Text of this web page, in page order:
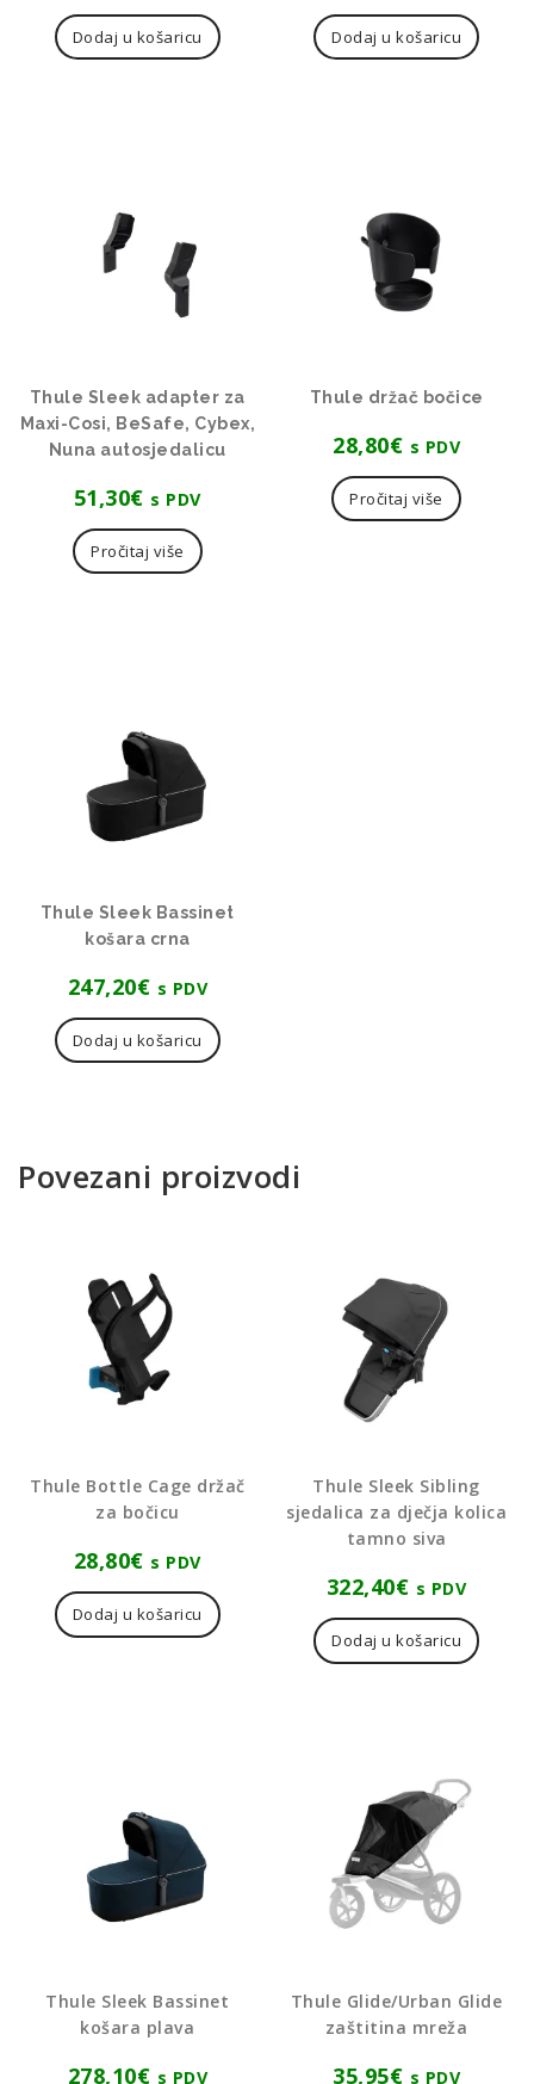
Dodaj u košaricu Dodaj u košaricu
Thule Sleek adapter za
Maxi-Cosi, BeSafe, Cybex,
Nuna autosjedalicu
51,30€ s PDV
Pročitaj više
Thule držač bočice
28,80€ s PDV
Pročitaj više
Thule Sleek Bassinet
košara crna
247,20€ s PDV
Dodaj u košaricu
Povezani proizvodi
Thule Bottle Cage držač
za bočicu
28,80€ s PDV
Dodaj u košaricu
Thule Sleek Sibling
sjedalica za dječja kolica
tamno siva
322,40€ s PDV
Dodaj u košaricu
Thule Sleek Bassinet
košara plava
278,10€ s PDV
Thule Glide/Urban Glide
zaštitina mreža
35,95€ s PDV